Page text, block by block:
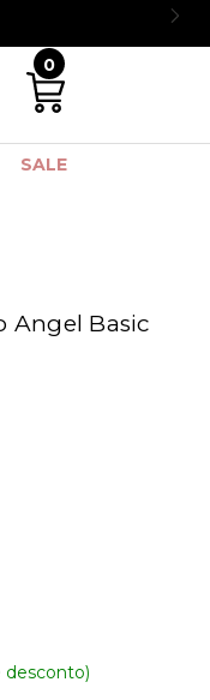
0
SALE
Angel Basic
desconto)